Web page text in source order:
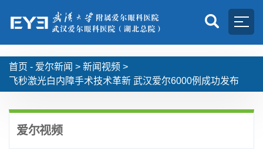
首页 - 爱尔新闻 > 新闻视频 >
飞秒激光白内障手术技术革新 武汉爱尔6000例成功发布
爱尔视频